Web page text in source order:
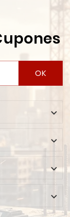
OK



